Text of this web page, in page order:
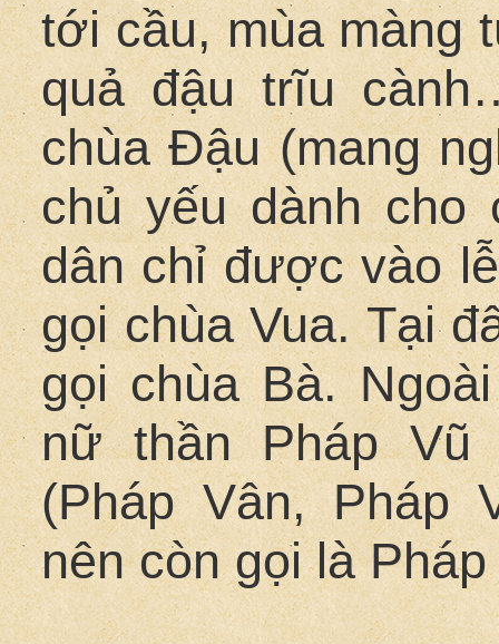
tới cầu, mùa màng
quả đậu trĩu
chùa Đậu (mang
chủ yếu dành cho
dân chỉ được vào
gọi chùa Vua. Tại
gọi chùa Bà.
nữ thần Pháp Vũ
(Pháp Vân, Pháp
nên còn gọi là